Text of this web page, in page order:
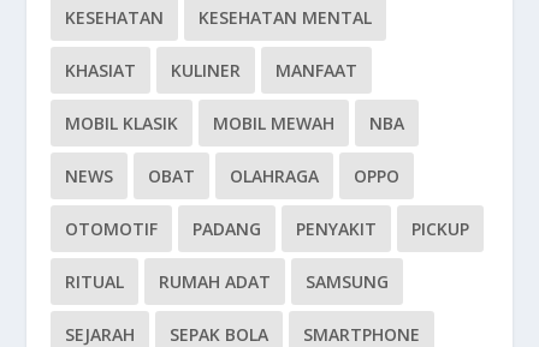
KESEHATAN KESEHATAN MENTAL
KHASIAT KULINER MANFAAT
MOBIL KLASIK MOBIL MEWAH NBA
NEWS OBAT OLAHRAGA OPPO
OTOMOTIF PADANG PENYAKIT PICKUP
RITUAL RUMAH ADAT SAMSUNG
SEJARAH SEPAK BOLA SMARTPHONE